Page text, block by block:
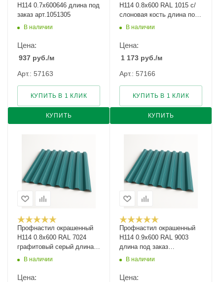
Н114 0.7х600646 длина под
заказ арт.1051305
В наличии
Цена:
937 руб./м
Арт.: 57163
КУПИТЬ
КУПИТЬ В 1 КЛИК
Н114 0.8х600 RAL 1015 с/
слоновая кость длина под
заказ арт.1122763
В наличии
Цена:
1 173 руб./м
Арт.: 57166
КУПИТЬ
КУПИТЬ В 1 КЛИК
Профнастил окрашенный
Н114 0.8х600 RAL 7024
графитовый серый длина
под заказ арт.1253809
В наличии
Цена:
Профнастил окрашенный
Н114 0.9х600 RAL 9003
длина под заказ
арт.1233571
В наличии
Цена: